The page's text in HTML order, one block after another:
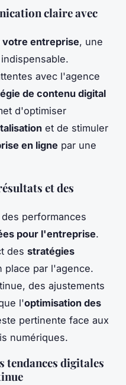
claire avec
votre entreprise, une
avec l'agence
de contenu digital
d'optimiser
et de stimuler
en ligne par une
et des
performances
pour l'entreprise.
des stratégies
place par l'agence.
des ajustements
l'optimisation des
pertinente face aux
numériques.
tendances digitales